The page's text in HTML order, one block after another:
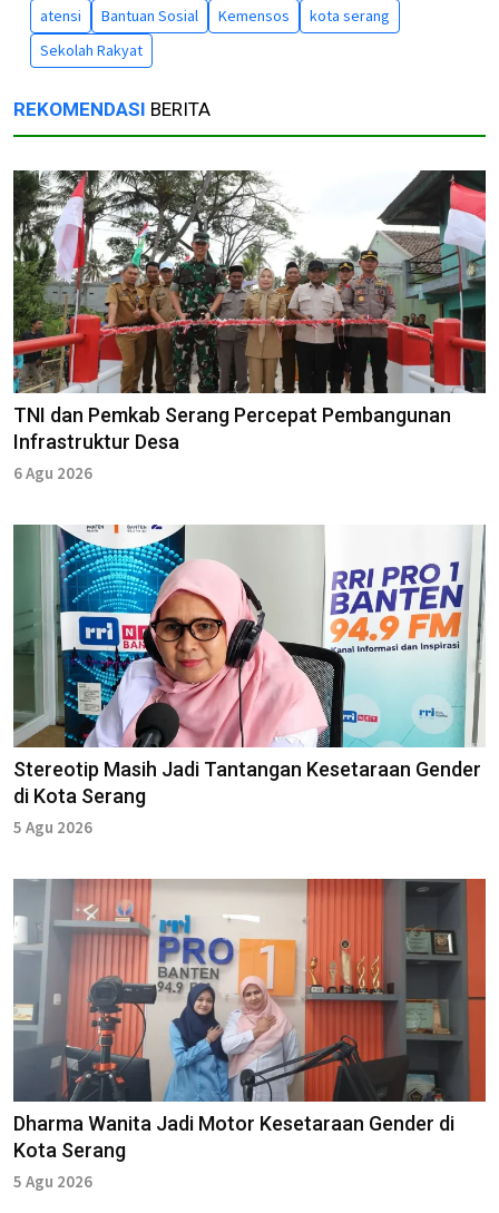
atensi Bantuan Sosial Kemensos
kota serang
Sekolah Rakyat
REKOMENDASI BERITA
TNI dan Pemkab Serang Percepat Pembangunan
Infrastruktur Desa
6 Agu 2026
Stereotip Masih Jadi Tantangan Kesetaraan Gender
di Kota Serang
5 Agu 2026
Dharma Wanita Jadi Motor Kesetaraan Gender di
Kota Serang
5 Agu 2026